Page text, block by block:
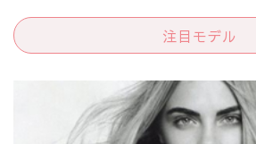
注目モデル